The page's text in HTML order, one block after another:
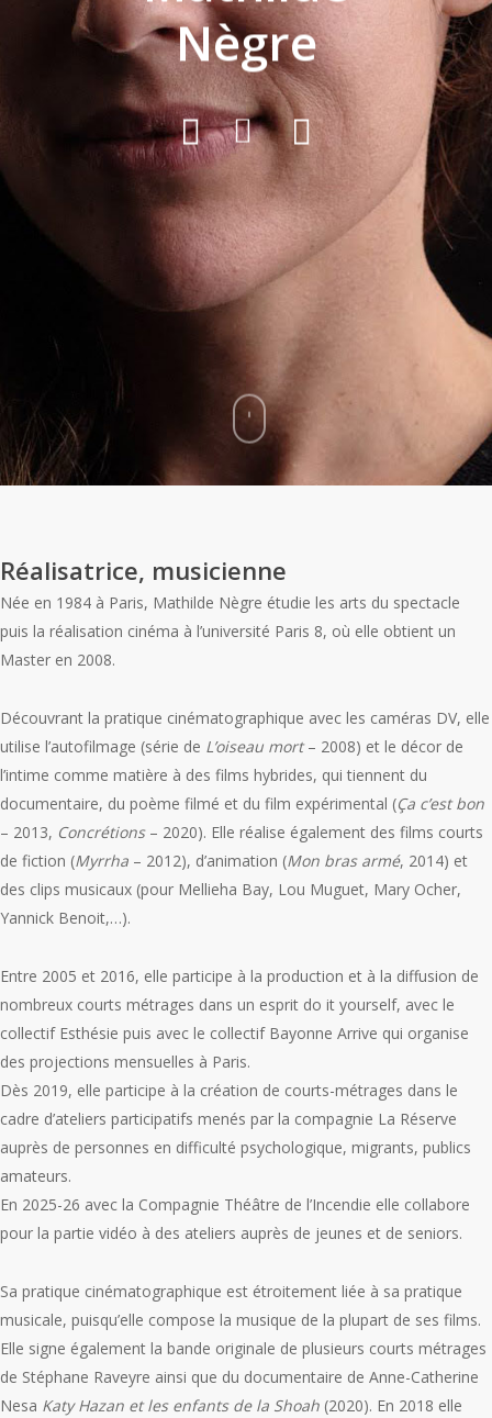
Nègre
Réalisatrice, musicienne
Née en 1984 à Paris, Mathilde Nègre étudie les arts du spectacle
puis la réalisation cinéma à l’université Paris 8, où elle obtient un
Master en 2008.
Découvrant la pratique cinématographique avec les caméras DV, elle
utilise l’autofilmage (série de L’oiseau mort– 2008) et le décor de
l’intime comme matière à des films hybrides, qui tiennent du
documentaire, du poème filmé et du film expérimental (Ça c’est bon
– 2013, Concrétions– 2020). Elle réalise également des films courts
de fiction (Myrrha – 2012), d’animation (Mon bras armé, 2014) et
des clips musicaux (pour Mellieha Bay, Lou Muguet, Mary Ocher,
Yannick Benoit,…).
Entre 2005 et 2016, elle participe à la production et à la diffusion de
nombreux courts métrages dans un esprit do it yourself, avec le
collectif Esthésie puis avec le collectif Bayonne Arrive qui organise
des projections mensuelles à Paris.
Dès 2019, elle participe à la création de courts-métrages dans le
cadre d’ateliers participatifs menés par la compagnie La Réserve
auprès de personnes en difficulté psychologique, migrants, publics
amateurs.
En 2025-26 avec la Compagnie Théâtre de l’Incendie elle collabore
pour la partie vidéo à des ateliers auprès de jeunes et de seniors.
Sa pratique cinématographique est étroitement liée à sa pratique
musicale, puisqu’elle compose la musique de la plupart de ses films.
Elle signe également la bande originale de plusieurs courts métrages
de Stéphane Raveyre ainsi que du documentaire de Anne-Catherine
Nesa Katy Hazan et les enfants de la Shoah (2020). En 2018 elle